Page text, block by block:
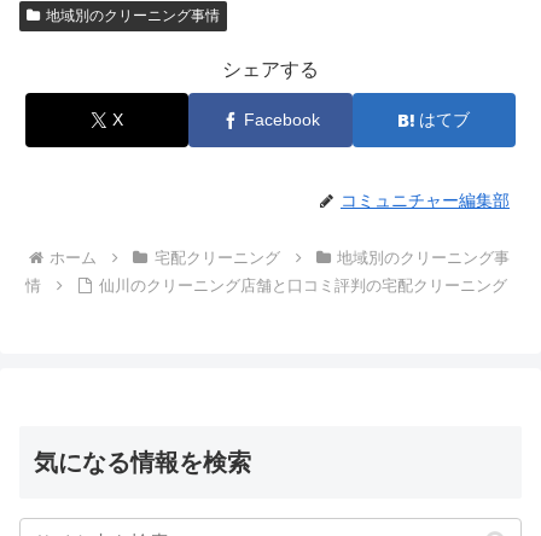
地域別のクリーニング事情
シェアする
X Facebook はてブ
コミュニチャー編集部
ホーム 宅配クリーニング
地域別のクリーニング事
情
仙川のクリーニング店舗と口コミ評判の宅配クリーニング
気になる情報を検索